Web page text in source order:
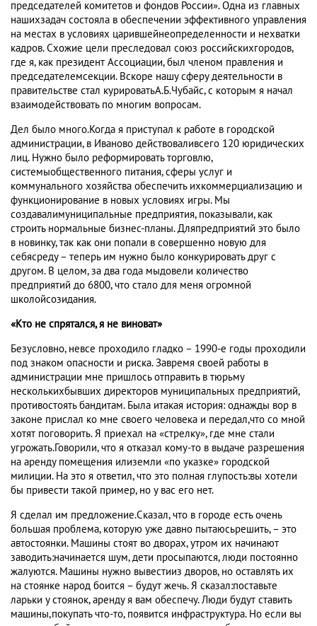
председателей комитетов и фондов России». Одна из главных
нашихзадач состояла в обеспечении эффективного управления
на местах в условиях царившейнеопределенности и нехватки
кадров. Схожие цели преследовал союз российскихгородов,
где я, как президент Ассоциации, был членом правления и
председателемсекции. Вскоре нашу сферу деятельности в
правительстве стал курироватьА.Б.Чубайс, с которым я начал
взаимодействовать по многим вопросам.
Дел было много.Когда я приступал к работе в городской
администрации, в Иваново действоваливсего 120 юридических
лиц. Нужно было реформировать торговлю,
системыобщественного питания, сферы услуг и
коммунального хозяйства обеспечить ихкоммерциализацию и
функционирование в новых условиях игры. Мы
создавалимуниципальные предприятия, показывали, как
строить нормальные бизнес-планы. Дляпредприятий это было
в новинку, так как они попали в совершенно новую для
себясреду – теперь им нужно было конкурировать друг с
другом. В целом, за два года мыдовели количество
предприятий до 6800, что стало для меня огромной
школойсозидания.
«Кто не спрятался, я не виноват»
Безусловно, невсе проходило гладко – 1990-е годы проходили
под знаком опасности и риска. Завремя своей работы в
администрации мне пришлось отправить в тюрьму
несколькихбывших директоров муниципальных предприятий,
противостоять бандитам. Была итакая история: однажды вор в
законе прислал ко мне своего человека и передал,что со мной
хотят поговорить. Я приехал на «стрелку», где мне стали
угрожать.Говорили, что я отказал кому-то в выдаче разрешения
на аренду помещения илиземли «по указке» городской
милиции. На это я ответил, что это полная глупость:вы хотели
бы привести такой пример, но у вас его нет.
Я сделал им предложение.Сказал, что в городе есть очень
большая проблема, которую уже давно пытаюсьрешить, – это
автостоянки. Машины стоят во дворах, утром их начинают
заводить:начинается шум, дети просыпаются, люди постоянно
жалуются. Машины нужно вывестииз дворов, но оставлять их
на стоянке народ боится – будут жечь. Я сказал:поставьте
ларьки у стоянок, аренду я вам обеспечу. Люди будут ставить
машины,покупать что-то, появится инфраструктура. Но если вы